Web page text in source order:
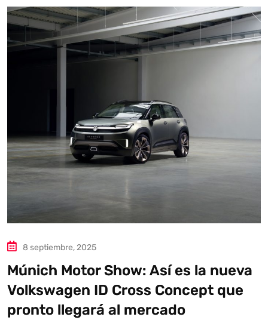
8 septiembre, 2025
Múnich Motor Show: Así es la nueva
Volkswagen ID Cross Concept que
pronto llegará al mercado